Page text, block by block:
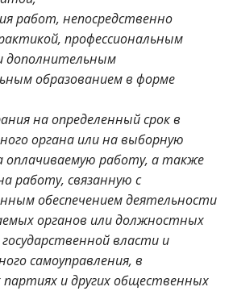
работ, непосредственно
профессиональным
дополнительным
образованием в форме
на определенный срок в
органа или на выборную
оплачиваемую работу, а также
работу, связанную с
обеспечением деятельности
органов или должностных
власти и
самоуправления, в
партиях и других общественных